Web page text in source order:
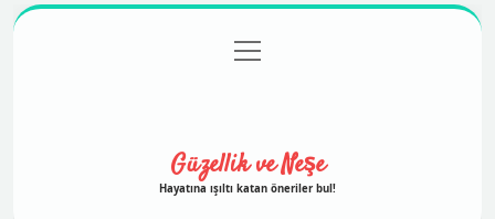
Gizlilik Politikası
menüyü
aç
Güzellik ve Neşe
Hayatına ışıltı katan öneriler bul!